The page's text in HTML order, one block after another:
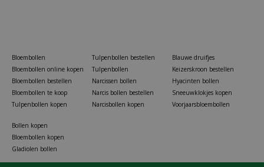
Bloembollen
Bloembollen online kopen
Bloembollen bestellen
Bloembollen te koop
Tulpenbollen kopen
Tulpenbollen bestellen
Tulpenbollen
Narcissen bollen
Narcis bollen bestellen
Narcisbollen kopen
Blauwe druifjes
Keizerskroon bestellen
Hyacinten bollen
Sneeuwklokjes kopen
Voorjaarsbloembollen
Bollen kopen
Bloembollen kopen
Gladiolen bollen